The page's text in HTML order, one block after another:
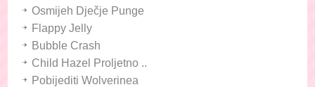
Osmijeh Dječje Punge
Flappy Jelly
Bubble Crash
Child Hazel Proljetno ..
Pobijediti Wolverinea